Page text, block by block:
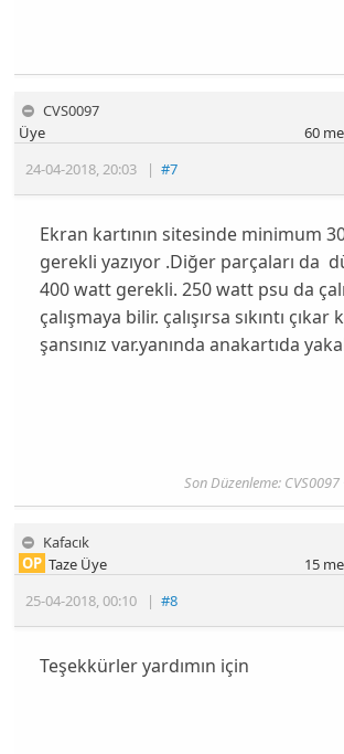
CVS0097
24-04-2018,20:03 |#7
Üye 60
Ekran kartının sitesinde minimum
gerekli yazıyor .Diğer parçaları da
400 watt gerekli. 250 watt psu da
çalışmaya bilir. çalışırsa sıkıntı çıkar
şansınız var.yanında anakartıda
Son Düzenleme:
Kafacık
25-04-2018,00:10 |#8
OP Taze Üye 15
Teşekkürler yardımın için